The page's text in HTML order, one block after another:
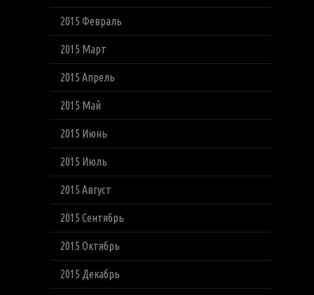
2015 Февраль
2015 Март
2015 Апрель
2015 Май
2015 Июнь
2015 Июль
2015 Август
2015 Сентябрь
2015 Октябрь
2015 Декабрь